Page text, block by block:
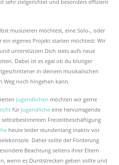
sehr zielgerichtet und besonders effizient
musizieren möchtest, eine Solo-, oder
eigenes Projekt starten möchtest: Wir
unterstützen Dich stets aufs neue
Dabei ist es egal ob du blutiger
in deinem musikalischen
Weg noch hingehen kann.
Jugendlichen möchten wir gerne
für Jugendlicheeine hervorragende
Freizeitbeschäftigung
heute leider stundenlang inaktiv vor
Daher sollte der Förderung
Beachtung seitens ihrer Eltern
wenn es Durststrecken geben sollte und